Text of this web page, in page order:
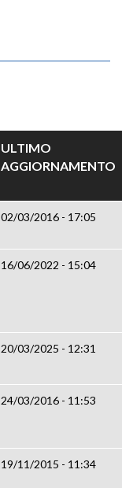
ULTIMO
AGGIORNAMENTO
02/03/2016 - 17:05
16/06/2022 - 15:04
20/03/2025 - 12:31
24/03/2016 - 11:53
19/11/2015 - 11:34